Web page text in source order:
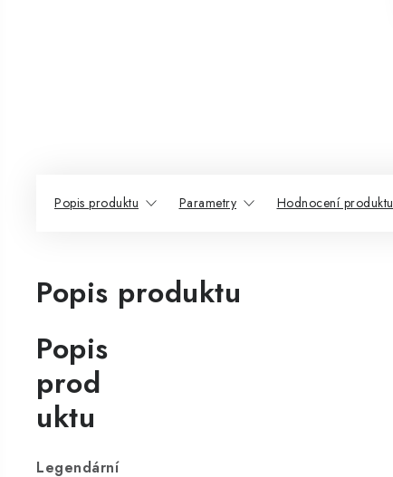
Popis produktu Parametry Hodnocení produktu
Popis produktu
Popis
prod
uktu
Legendární